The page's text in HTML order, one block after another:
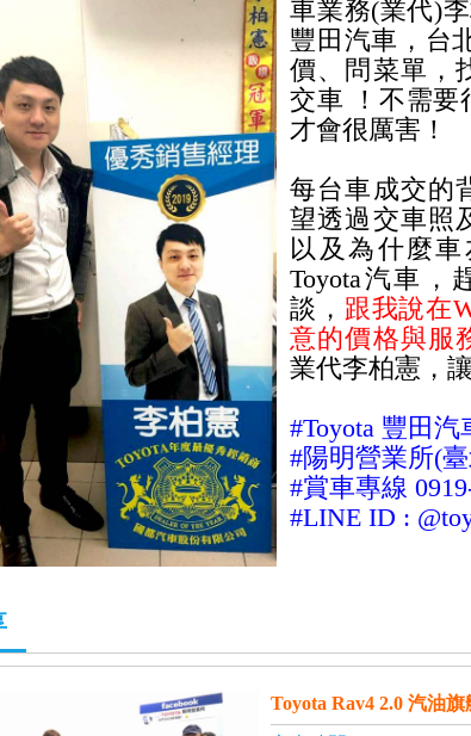
車業務(業代)
豐田汽車，台
價、問菜單，
交車 ！不需要
才會很厲害！
每台車成交的
望透過交車照
以及為什麼
Toyota汽車，
談， 跟我說在
意的價格與服
業代李柏憲，
#Toyota 豐田
#陽明營業所(
#賞車專線
#LINE ID :
Toyota Rav4 2.0 汽油旗